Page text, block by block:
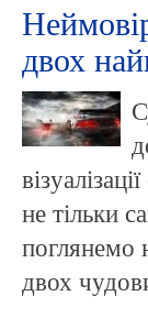
двох
не тільки
поглянемо
двох